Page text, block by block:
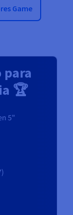
Game
🏆
5"